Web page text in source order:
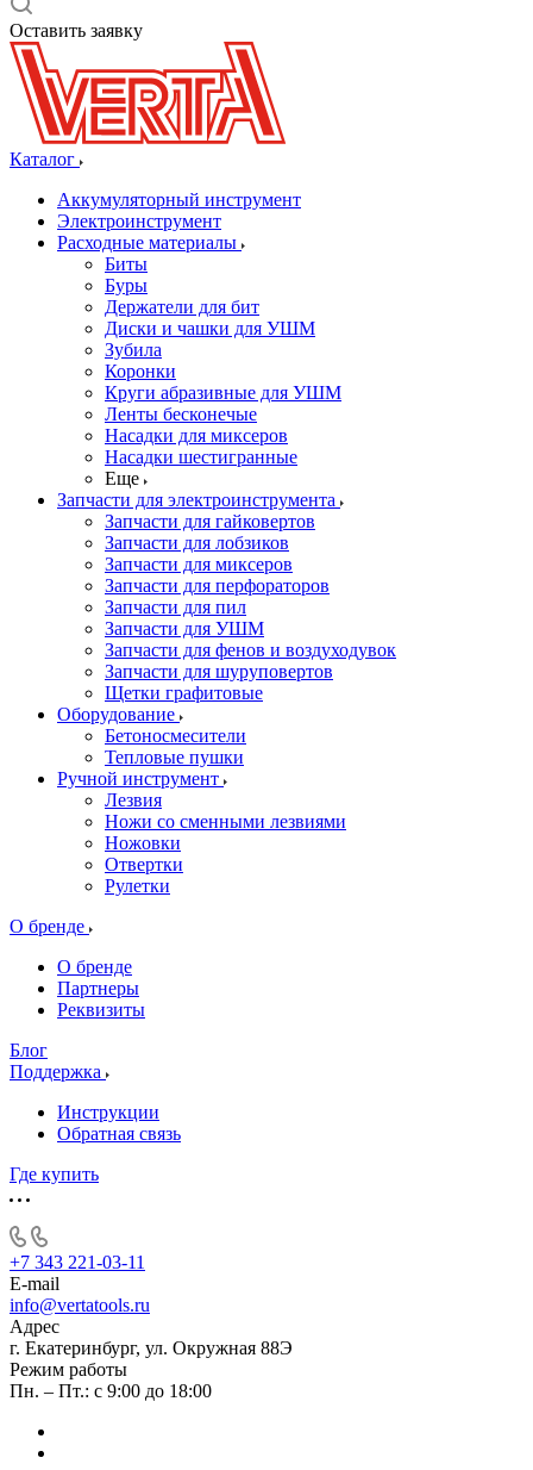
Оставить заявку
Каталог
Аккумуляторный инструмент
Электроинструмент
Расходные материалы
Биты
Буры
Держатели для бит
Диски и чашки для УШМ
Зубила
Коронки
Круги абразивные для УШМ
Ленты бесконечые
Насадки для миксеров
Насадки шестигранные
Еще
Запчасти для электроинструмента
Запчасти для гайковертов
Запчасти для лобзиков
Запчасти для миксеров
Запчасти для перфораторов
Запчасти для пил
Запчасти для УШМ
Запчасти для фенов и воздуходувок
Запчасти для шуруповертов
Щетки графитовые
Оборудование
Бетоносмесители
Тепловые пушки
Ручной инструмент
Лезвия
Ножи со сменными лезвиями
Ножовки
Отвертки
Рулетки
О бренде
О бренде
Партнеры
Реквизиты
Блог
Поддержка
Инструкции
Обратная связь
Где купить
+7 343 221-03-11
E-mail
info@vertatools.ru
Адрес
г. Екатеринбург, ул. Окружная 88Э
Режим работы
Пн. – Пт.: с 9:00 до 18:00